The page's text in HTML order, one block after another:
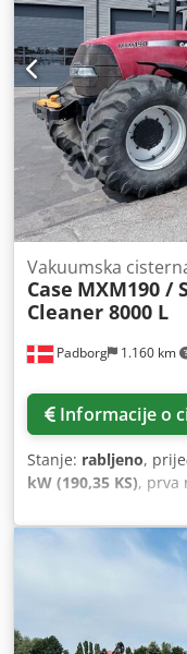
mm Proizvodni
230V Težina: 300 kg
PraForm 21-50 Preša
žlijeba. Proizvodnja
dobrom stanju,
specifikacije:
Težina: 220 kg
Cijena je za set od
Padborg 1.160 km
Vakuumska
Case MXM190 /
Cleaner 8000 L
Informacije o
Stanje: rabljeno,
kW (190,35 KS), prva